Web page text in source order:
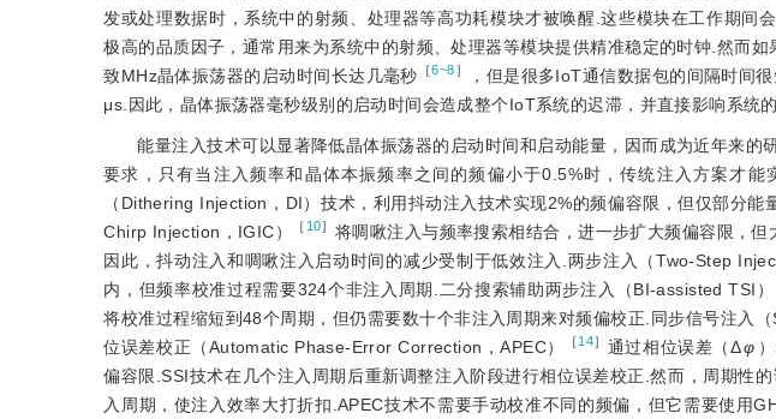
发或处理数据时，系统中的射频、处理器等高功耗模块才被唤醒.这些模块在工作期间
极高的品质因子，通常用来为系统中的射频、处理器等模块提供精准稳定的时钟.然而
致MHz晶体振荡器的启动时间长达几毫秒 ［6~8］
，但是很多IoT通信数据包的间隔时间
μs.因此，晶体振荡器毫秒级别的启动时间会造成整个IoT系统的迟滞，并直接影响系统
能量注入技术可以显著降低晶体振荡器的启动时间和启动能量，因而成为近年来的
要求，只有当注入频率和晶体本振频率之间的频偏小于0.5%时，传统注入方案才能
（Dithering Injection，DI）技术，利用抖动注入技术实现2%的频偏容限，但仅部分
Chirp Injection，IGIC）
［ 10］ 将啁啾注入与频率搜索相结合，进一步扩大频偏容限，
因此，抖动注入和啁啾注入启动时间的减少受制于低效注入.两步注入（Two-Step
内，但频率校准过程需要324个非注入周期.二分搜索辅助两步注入（BI-assisted TSI）
将校准过程缩短到48个周期，但仍需要数十个非注入周期来对频偏校正.同步信号注入
位误差校正（Automatic Phase-Error Correction，APEC）
［14］ 通过相位误差（Δφ
偏容限.SSI技术在几个注入周期后重新调整注入阶段进行相位误差校正.然而，周期性
入周期，使注入效率大打折扣.APEC技术不需要手动校准不同的频偏，但它需要使用